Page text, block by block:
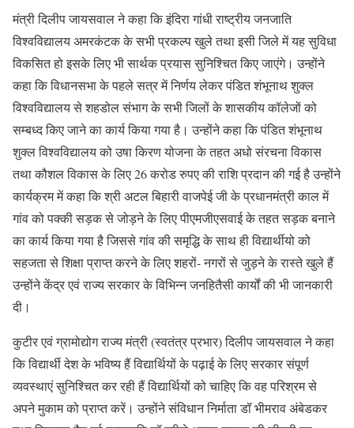
मंत्री दिलीप जायसवाल ने कहा कि इंदिरा गांधी राष्ट्रीय जनजाति
विश्वविद्यालय अमरकंटक के सभी प्रकल्प खुले तथा इसी जिले में यह सुविधा
विकसित हो इसके लिए भी सार्थक प्रयास सुनिश्चित किए जाएंगे। उन्होंने
कहा कि विधानसभा के पहले सत्र में निर्णय लेकर पंडित शंभूनाथ शुक्ल
विश्वविद्यालय से शहडोल संभाग के सभी जिलों के शासकीय कॉलेजों को
सम्बध्द किए जाने का कार्य किया गया है। उन्होंने कहा कि पंडित शंभूनाथ
शुक्ल विश्वविद्यालय को उषा किरण योजना के तहत अधो संरचना विकास
तथा कौशल विकास के लिए 26 करोड रुपए की राशि प्रदान की गई है उन्होंने
कार्यक्रम में कहा कि श्री अटल बिहारी वाजपेई जी के प्रधानमंत्री काल में
गांव को पक्की सड़क से जोड़ने के लिए पीएमजीएसवाई के तहत सड़क बनाने
का कार्य किया गया है जिससे गांव की समृद्धि के साथ ही विद्यार्थीयो को
सहजता से शिक्षा प्राप्त करने के लिए शहरों- नगरों से जुड़ने के रास्ते खुले हैं
उन्होंने केंद्र एवं राज्य सरकार के विभिन्न जनहितैसी कार्यों की भी जानकारी
दी।
कुटीर एवं ग्रामोद्योग राज्य मंत्री (स्वतंत्र प्रभार) दिलीप जायसवाल ने कहा
कि विद्यार्थी देश के भविष्य हैं विद्यार्थियों के पढ़ाई के लिए सरकार संपूर्ण
व्यवस्थाएं सुनिश्चित कर रही हैं विद्यार्थियों को चाहिए कि वह परिश्रम से
अपने मुकाम को प्राप्त करें। उन्होंने संविधान निर्माता डॉ भीमराव अंबेडकर